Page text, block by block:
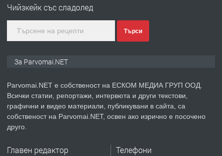
преди 1 година
ПРЕДЛАГА Уроци по Математика
Чийзкейк със сладолед
Търси
За Parvomai.NET
Parvomai.NET е собственост на ЕСКОМ МЕДИА ГРУП ООД.
Всички статии, репортажи, интервюта и други текстови,
графични и видео материали, публикувани в сайта, са
собственост на Parvomai.NET, освен ако изрично е посочено
друго.
Главен редактор Телефони